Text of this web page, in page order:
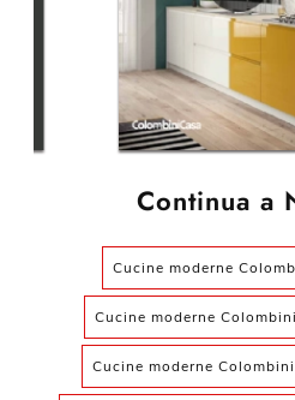
Continua a
Cucine moderne
Cucine moderne
Cucine moderne